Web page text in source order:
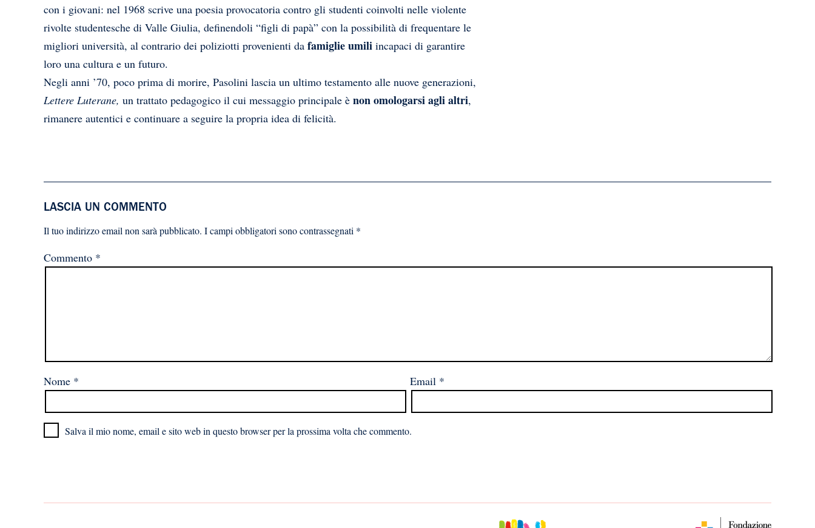
con i giovani: nel 1968 scrive una poesia provocatoria contro gli studenti coinvolti nelle violente
rivolte studentesche di Valle Giulia, definendoli “figli di papà” con la possibilità di frequentare le
migliori università, al contrario dei poliziotti provenienti da famiglie umili incapaci di garantire
loro una cultura e un futuro.
Negli anni ’70, poco prima di morire, Pasolini lascia un ultimo testamento alle nuove generazioni,
Lettere Luterane, un trattato pedagogico il cui messaggio principale è non omologarsi agli altri,
rimanere autentici e continuare a seguire la propria idea di felicità.
LASCIA UN COMMENTO
Il tuo indirizzo email non sarà pubblicato. I campi obbligatori sono contrassegnati *
Commento *
Nome * Email *
Salva il mio nome, email e sito web in questo browser per la prossima volta che commento.